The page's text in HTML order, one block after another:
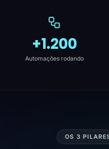
+1.200
Automações rodando
OS 3